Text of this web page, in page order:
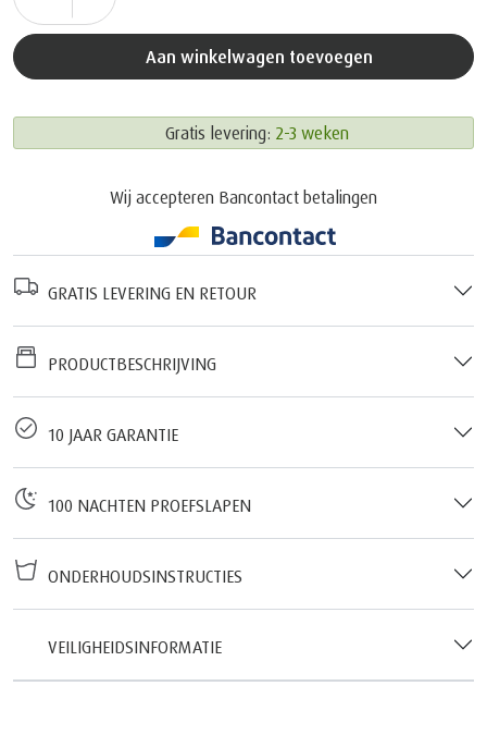
Aan winkelwagen toevoegen
Gratis levering: 2-3 weken
Wij accepteren Bancontact betalingen
GRATIS LEVERING EN RETOUR
PRODUCTBESCHRIJVING
10 JAAR GARANTIE
100 NACHTEN PROEFSLAPEN
ONDERHOUDSINSTRUCTIES
VEILIGHEIDSINFORMATIE